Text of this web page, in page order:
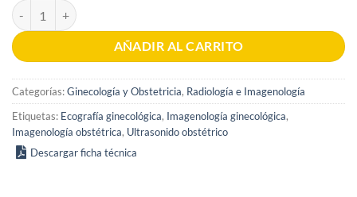
Ultrasonido en Ginecología y Obstetricia 1era Edición cantidad
AÑADIR AL CARRITO
Categorías:Ginecología y Obstetricia, Radiología e Imagenología
Etiquetas: Ecografía ginecológica, Imagenología ginecológica,
Imagenología obstétrica, Ultrasonido obstétrico
Descargar ficha técnica